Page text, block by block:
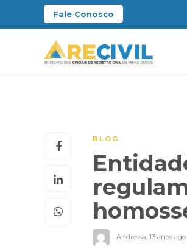
Fale Conosco
BLOG
Andressa, 13 anos ago